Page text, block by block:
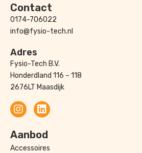
Contact
0174-706022
info@fysio-tech.nl
Adres
Fysio-Tech B.V.
Honderdland 116 – 118
2676LT Maasdijk
Aanbod
Accessoires